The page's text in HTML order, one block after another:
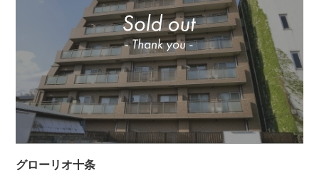
グローリオ十条